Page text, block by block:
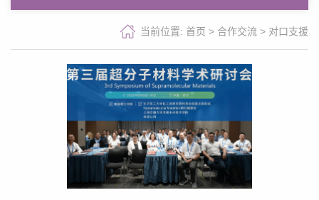
当前位置: 首页 > 合作交流 > 对口支援